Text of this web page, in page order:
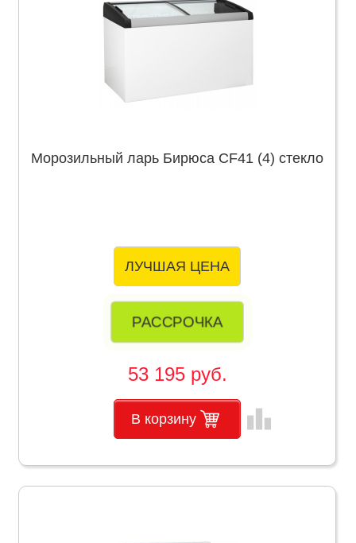
Морозильный ларь Бирюса CF41 (4) стекло
ЛУЧШАЯ ЦЕНА
РАССРОЧКА
53 195 руб.
В корзину leaderboard